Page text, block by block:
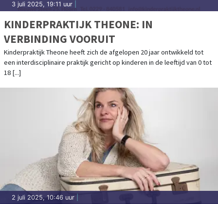
3 juli 2025, 19:11 uur
KINDERPRAKTIJK THEONE: IN
VERBINDING VOORUIT
Kinderpraktijk Theone heeft zich de afgelopen 20 jaar ontwikkeld tot
een interdisciplinaire praktijk gericht op kinderen in de leeftijd van 0 tot
18 [...]
2 juli 2025, 10:46 uur